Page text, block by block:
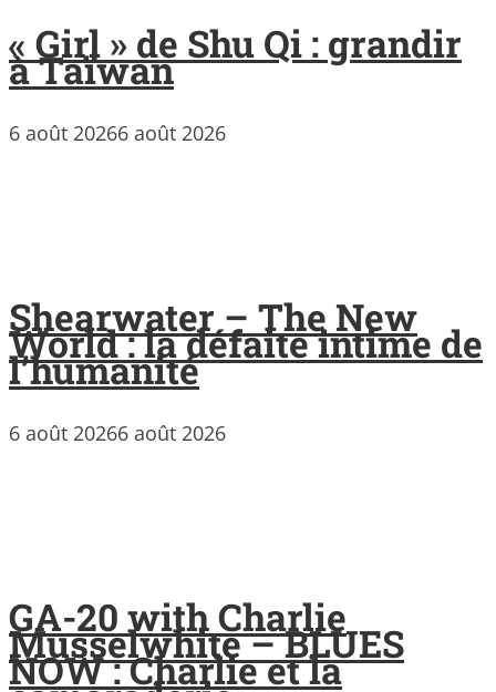
« Girl » de Shu Qi : grandir
à Taïwan
6 août 20266 août 2026
Shearwater – The New
World : la défaite intime de
l’humanité
6 août 20266 août 2026
GA-20 with Charlie
Musselwhite – BLUES
NOW : Charlie et la